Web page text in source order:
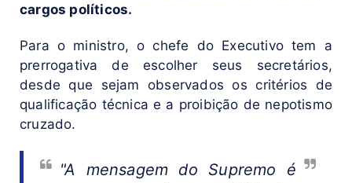
cargos políticos.
Para o ministro, o chefe do Executivo tem a
prerrogativa de escolher seus secretários,
desde que sejam observados os critérios de
qualificação técnica e a proibição de nepotismo
cruzado.
"A mensagem do Supremo é